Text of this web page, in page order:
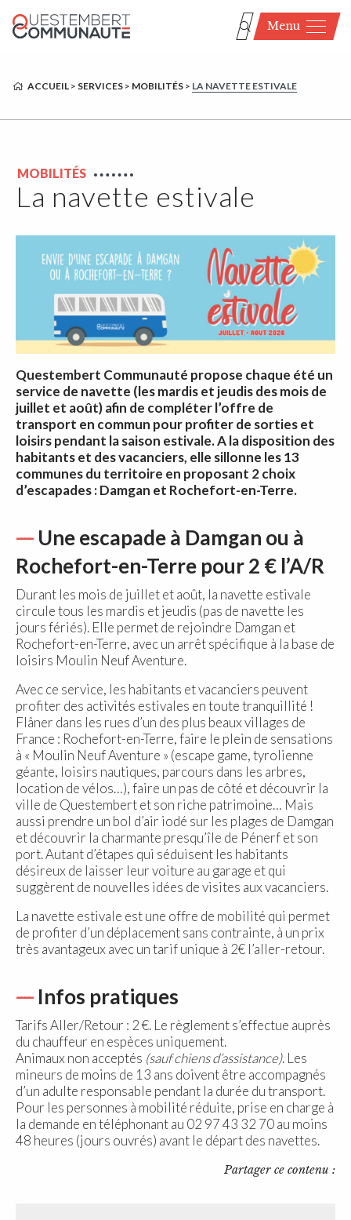
Menu
ACCUEIL > SERVICES > MOBILITÉS > LA NAVETTE ESTIVALE
MOBILITÉS
La navette estivale
Questembert Communauté propose chaque été un
service de navette (les mardis et jeudis des mois de
juillet et août) afin de compléter l’offre de
transport en commun pour profiter de sorties et
loisirs pendant la saison estivale. A la disposition des
habitants et des vacanciers, elle sillonne les 13
communes du territoire en proposant 2 choix
d’escapades : Damgan et Rochefort-en-Terre.
Une escapade à Damgan ou à
Rochefort-en-Terre pour 2 € l’A/R
Durant les mois de juillet et août, la navette estivale
circule tous les mardis et jeudis (pas de navette les
jours fériés). Elle permet de rejoindre Damgan et
Rochefort-en-Terre, avec un arrêt spécifique à la base de
loisirs Moulin Neuf Aventure.
Avec ce service, les habitants et vacanciers peuvent
profiter des activités estivales en toute tranquillité !
Flâner dans les rues d’un des plus beaux villages de
France : Rochefort-en-Terre, faire le plein de sensations
à « Moulin Neuf Aventure » (escape game, tyrolienne
géante, loisirs nautiques, parcours dans les arbres,
location de vélos…), faire un pas de côté et découvrir la
ville de Questembert et son riche patrimoine… Mais
aussi prendre un bol d’air iodé sur les plages de Damgan
et découvrir la charmante presqu’île de Pénerf et son
port. Autant d’étapes qui séduisent les habitants
désireux de laisser leur voiture au garage et qui
suggèrent de nouvelles idées de visites aux vacanciers.
La navette estivale est une offre de mobilité qui permet
de profiter d’un déplacement sans contrainte, à un prix
très avantageux avec un tarif unique à 2€ l’aller-retour.
Infos pratiques
Tarifs Aller/Retour : 2 €. Le règlement s’effectue auprès
du chauffeur en espèces uniquement.
Animaux non acceptés (sauf chiens d’assistance). Les
mineurs de moins de 13 ans doivent être accompagnés
d’un adulte responsable pendant la durée du transport.
Pour les personnes à mobilité réduite, prise en charge à
la demande en téléphonant au 02 97 43 32 70 au moins
48 heures (jours ouvrés) avant le départ des navettes.
Partager ce contenu :